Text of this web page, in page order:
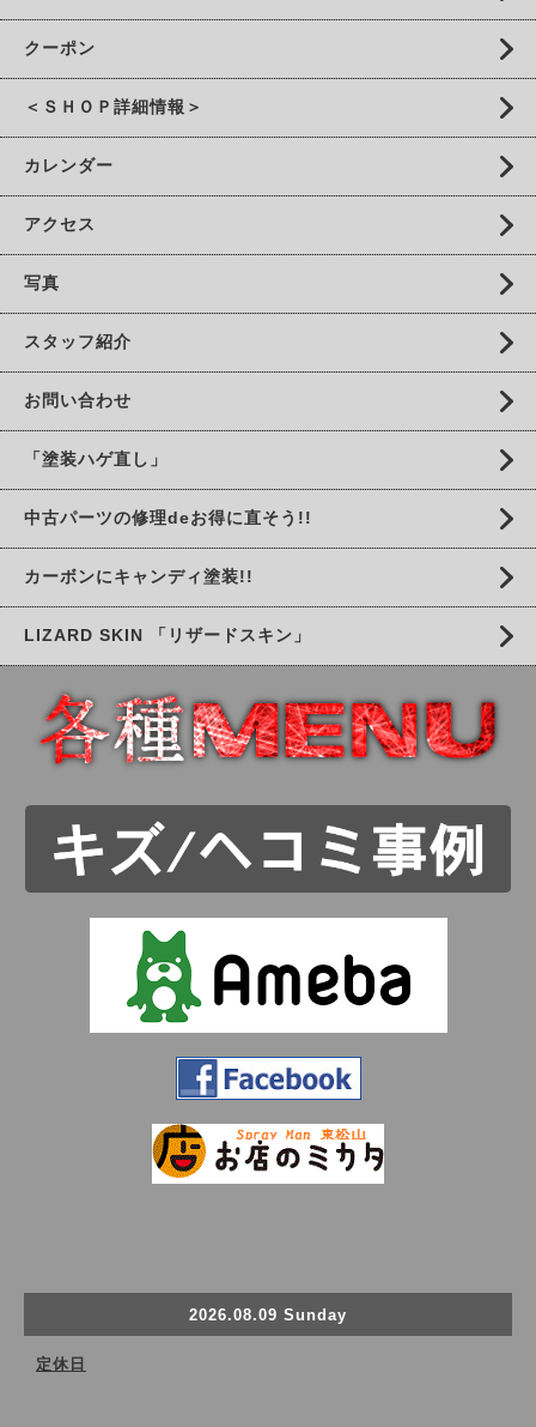
クーポン
＜ＳＨＯＰ詳細情報＞
カレンダー
アクセス
写真
スタッフ紹介
お問い合わせ
「塗装ハゲ直し」
中古パーツの修理deお得に直そう!!
カーボンにキャンディ塗装!!
LIZARD SKIN 「リザードスキン」
2026.08.09 Sunday
定休日